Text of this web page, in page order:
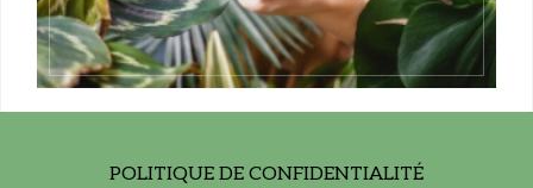
POLITIQUE DE CONFIDENTIALITÉ